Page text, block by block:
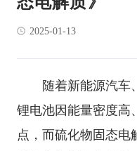
2025-01-13
随着新能源汽车
锂电池因能量密度高
点，而硫化物固态电